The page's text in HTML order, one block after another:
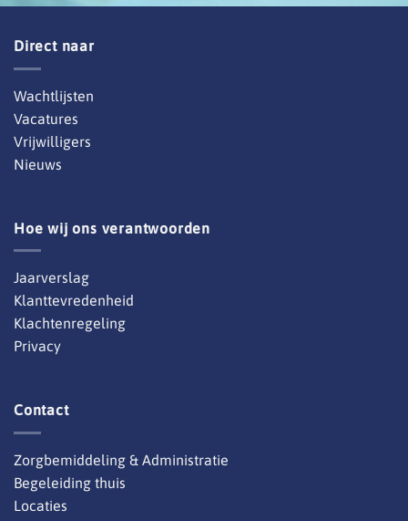
Direct naar
Wachtlijsten
Vacatures
Vrijwilligers
Nieuws
Hoe wij ons verantwoorden
Jaarverslag
Klanttevredenheid
Klachtenregeling
Privacy
Contact
Zorgbemiddeling & Administratie
Begeleiding thuis
Locaties